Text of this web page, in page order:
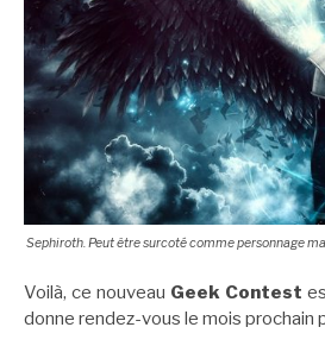
Sephiroth. Peut être surcoté comme personnage
Voilà, ce nouveau Geek Contest
donne rendez-vous le mois prochain